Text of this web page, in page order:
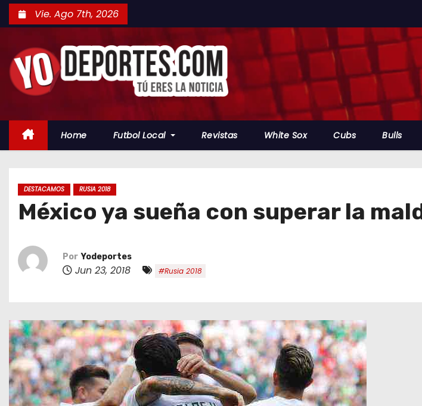
a
l
Vie. Ago 7th, 2026
Home Futbol Local Revistas White Sox Cubs Bulls
DESTACAMOS RUSIA 2018
México ya sueña con superar la
Por Yodeportes
Jun 23, 2018 #Rusia 2018